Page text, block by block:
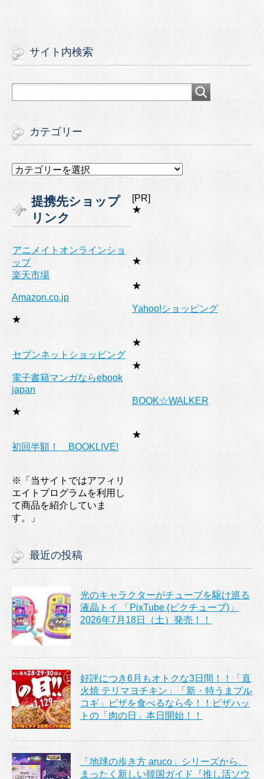
サイト内検索
カテゴリー
カ
リ
ー
提携先ショップ
リンク
[PR]
★
アニメイトオンラインショ
ップ
★
楽天市場
★
Amazon.co.jp
★
Yahoo!ショッピング
★
セブンネットショッピング
★
電子書籍マンガならebook
japan
★
BOOK☆WALKER
★
初回半額！ BOOKLIVE!
※「当サイトではアフィリ
エイトプログラムを利用し
て商品を紹介していま
す。」
最近の投稿
光のキャラクターがチューブを駆け巡る
液晶トイ 「PixTube (ピクチューブ)」
2026年7月18日（土）発売！！
好評につき6月もオトクな3日間！！「直
火焼 テリマヨチキン」「新・特うまプル
コギ」ピザを食べるなら今！！ピザハッ
トの「肉の日」本日開始！！
「地球の歩き方 aruco」シリーズから、
まったく新しい韓国ガイド『推し活ソウ